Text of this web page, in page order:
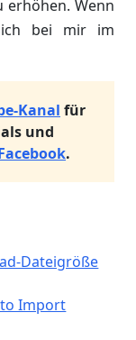
erhöhen. Wenn
bei mir im
Kanal für
und
.
Dateigröße
to Import